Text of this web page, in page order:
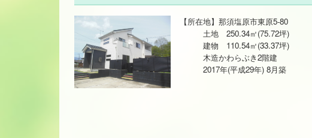
【所在地】那須塩原市東原5-80
土地 250.34㎡(75.72坪)
建物 110.54㎡(33.37坪)
木造かわらぶき2階建
2017年(平成29年) 8月築